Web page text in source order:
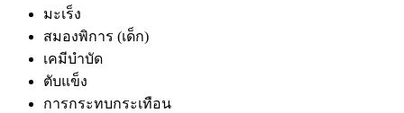
มะเร็ง
สมองพิการ (เด็ก)
เคมีบำบัด
ตับแข็ง
การกระทบกระเทือน